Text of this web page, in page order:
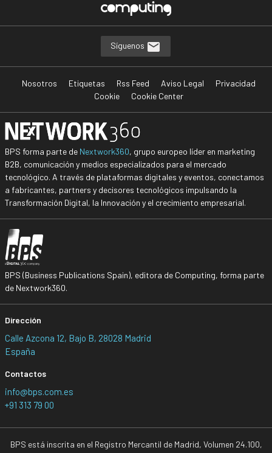
Síguenos
Nosotros Etiquetas Rss Feed Aviso Legal
Privacidad
Cookie
Cookie Center
BPS forma parte de Nextwork360, grupo europeo líder en marketing
B2B, comunicación y medios especializados para el mercado
tecnológico. A través de plataformas digitales y eventos, conectamos
a fabricantes, partners y decisores tecnológicos impulsando la
Transformación Digital, la Innovación y el crecimiento empresarial.
BPS (Business Publications Spain), editora de Computing, forma parte
de Nextwork360.
Dirección
Calle Azcona 12, Bajo B, 28028 Madrid
España
Contactos
info@bps.com.es
+91 313 79 00
BPS está inscrita en el Registro Mercantil de Madrid, Volumen 24.100,